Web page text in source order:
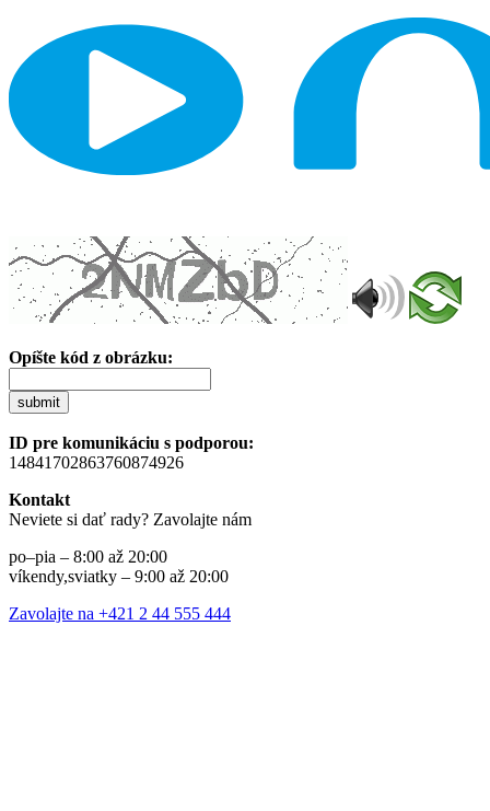
Opíšte kód z obrázku:
submit
ID pre komunikáciu s podporou:
14841702863760874926
Kontakt
Neviete si dať rady? Zavolajte nám
po–pia – 8:00 až 20:00
víkendy,sviatky – 9:00 až 20:00
Zavolajte na +421 2 44 555 444